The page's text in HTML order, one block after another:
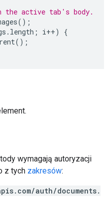
the active tab's body.
();
. length ; i++)
{
();
wymagają autoryzacji
z tych zakresów:
auth/documents.